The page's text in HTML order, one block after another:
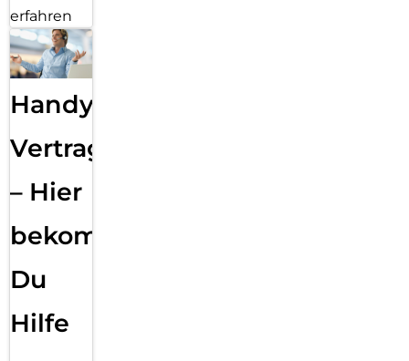
erfahren
Handy
Vertragsabwicklung
– Hier
bekommst
Du
Hilfe